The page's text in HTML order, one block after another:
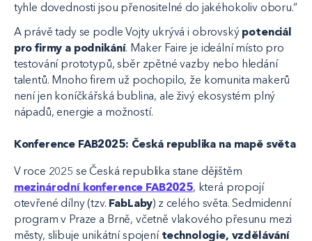
tyhle dovednosti jsou přenositelné do jakéhokoliv oboru.“
A právě tady se podle Vojty ukrývá i obrovský potenciál
pro firmy a podnikání. Maker Faire je ideální místo pro
testování prototypů, sběr zpětné vazby nebo hledání
talentů. Mnoho firem už pochopilo, že komunita makerů
není jen koníčkářská bublina, ale živý ekosystém plný
nápadů, energie a možností.
Konference FAB2025: Česká republika na mapě světa
V roce 2025 se Česká republika stane dějištěm
mezinárodní konference FAB2025, která propojí
otevřené dílny (tzv. FabLaby) z celého světa. Sedmidenní
program v Praze a Brně, včetně vlakového přesunu mezi
městy, slibuje unikátní spojení technologie, vzdělávání